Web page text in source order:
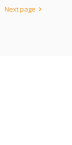
Next page